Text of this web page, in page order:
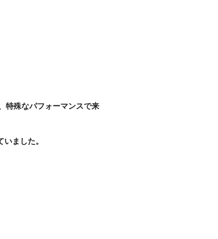
特殊なパフォーマンスで来
ました。